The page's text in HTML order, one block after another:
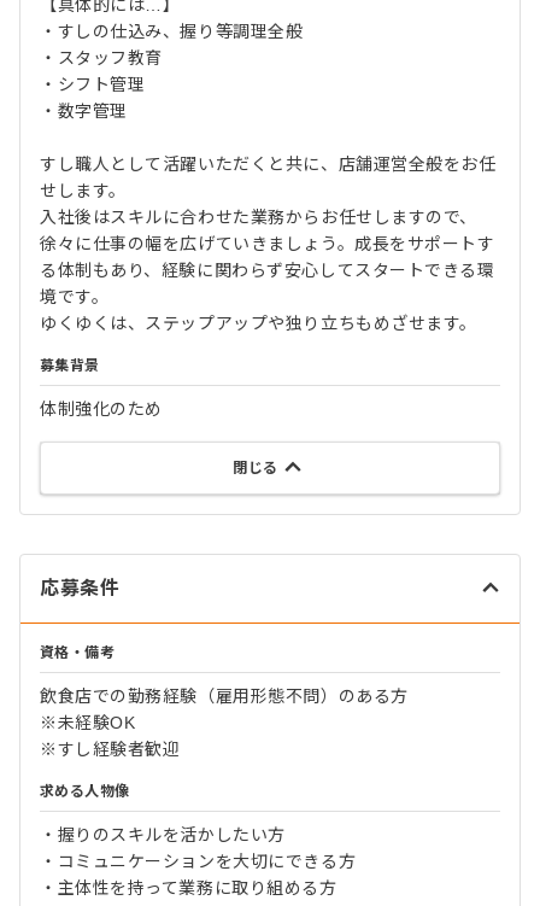
【具体的には…】
・すしの仕込み、握り等調理全般
・スタッフ教育
・シフト管理
・数字管理
すし職人として活躍いただくと共に、店舗運営全般をお任
せします。
入社後はスキルに合わせた業務からお任せしますので、
徐々に仕事の幅を広げていきましょう。成長をサポートす
る体制もあり、経験に関わらず安心してスタートできる環
境です。
ゆくゆくは、ステップアップや独り立ちもめざせます。
募集背景
体制強化のため
閉じる
応募条件
資格・備考
飲食店での勤務経験（雇用形態不問）のある方
※未経験OK
※すし経験者歓迎
求める人物像
・握りのスキルを活かしたい方
・コミュニケーションを大切にできる方
・主体性を持って業務に取り組める方